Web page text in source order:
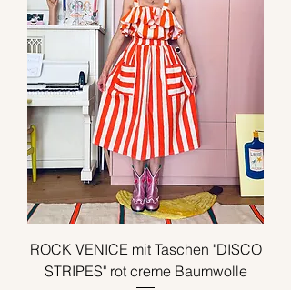
ROCK VENICE mit Taschen "DISCO
STRIPES" rot creme Baumwolle